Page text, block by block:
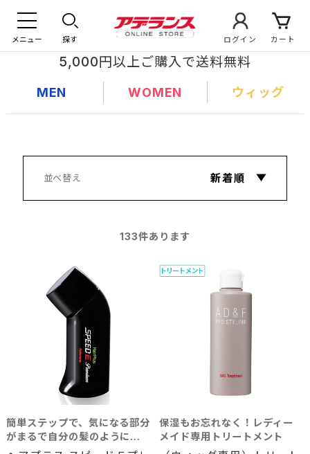
メニュー 探す ログイン カート
5,000円以上ご購入で送料無料
MEN WOMEN ウィッグ
133件あります
簡単ステップで、気になる部分
がまるで自分の髪のように瞬
間ボリュームアップ！ 分け目
保湿もお忘れなく！レディー
メイド専用トリートメント